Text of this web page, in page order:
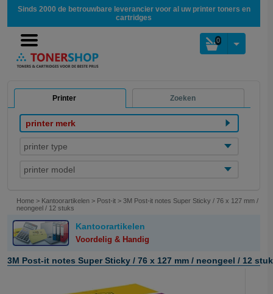
Sinds 2000 de betrouwbare leverancier voor al uw printer toners en
cartridges
0
Printer Zoeken
printer merk
printer type
printer model
Home > Kantoorartikelen > Post-it > 3M Post-it notes Super Sticky / 76 x 127 mm /
neongeel / 12 stuks
Kantoorartikelen
Voordelig & Handig
3M Post-it notes Super Sticky / 76 x 127 mm / neongeel / 12